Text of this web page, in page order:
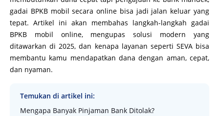
gadai BPKB mobil secara online bisa jadi jalan keluar yang
tepat. Artikel ini akan membahas langkah-langkah gadai
BPKB mobil online, mengupas solusi modern yang
ditawarkan di 2025, dan kenapa layanan seperti SEVA bisa
membantu kamu mendapatkan dana dengan aman, cepat,
dan nyaman.
Temukan di artikel ini:
Mengapa Banyak Pinjaman Bank Ditolak?